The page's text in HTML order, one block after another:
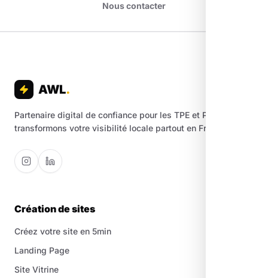
Nous contacter
AWL.
Partenaire digital de confiance pour les TPE et PME. Nous
transformons votre visibilité locale partout en France.
Création de sites
Créez votre site en 5min
Landing Page
Site Vitrine